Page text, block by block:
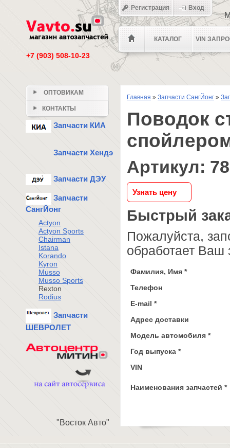
+7 (903) 508-10-23
КАТАЛОГ VIN
Регистрация Вход
Главная » Запчасти СангЙонг »
Поводок
Артикул:
Узнать цену
Быстрый
Пожалуйста,
обработает Ваш
Фамилия, Имя *
Телефон
E-mail *
Адрес доставки
Модель автомобиля *
Год выпуска *
VIN
Наименования запчастей *
ОПТОВИКАМ
КОНТАКТЫ
Запчасти КИА
Запчасти Хендэ
Запчасти ДЭУ
Запчасти
СангЙонг
Actyon
Actyon Sports
Chairman
Istana
Korando
Kyron
Musso
Musso Sports
Rexton
Rodius
Запчасти
ШЕВРОЛЕТ
"Восток Авто"